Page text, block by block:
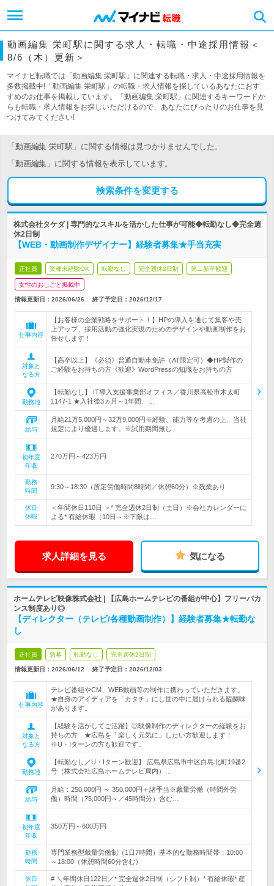
動画編集 栄町駅に関する求人・転職・中途採用情報＜
8/6（木）更新＞
マイナビ転職では「動画編集 栄町駅」に関連する転職・求人・中途採用情報を
多数掲載中!「動画編集 栄町駅」の転職・求人情報を探しているあなたにおす
すめのお仕事を掲載しています。「動画編集 栄町駅」に関連するキーワードか
らも転職・求人情報をお探しいただけるので、あなたにぴったりのお仕事を見
つけてみてください!
「動画編集 栄町駅」に関する情報は見つかりませんでした。
「動画編集」に関する情報を表示しています。
検索条件を変更する
株式会社タケダ | 専門的なスキルを活かした仕事が可能◆転勤なし◆完全週
休2日制
【WEB・動画制作デザイナー】経験者募集★手当充実
正社員 業種未経験OK 転勤なし 完全週休2日制 第二新卒歓迎
女性のおしごと掲載中
情報更新日：2026/06/26 終了予定日： 2026/12/17
仕事内容
【お客様の企業戦略をサポート！】HPの導入を通じて集客や売
上アップ、採用活動の強化実現のためのデザインや動画制作をお
任せします！
対象と
なる方
【高卒以上】《必須》普通自動車免許（AT限定可）◆HP製作の
ご経験をお持ちの方《歓迎》WordPressの知識をお持ちの方
勤務地
【転勤なし】 IT導入支援事業部オフィス／香川県高松市木太町
1147-1 ★入社後3ヵ月～1年間、…
給与
月給21万5,000円～32万9,000円※経験、能力等を考慮の上、当社
規定により優遇します。※試用期間無し
初年度
年収
270万円～423万円
勤務
時間
9:30～18:30（所定労働時間8時間／休憩60分）※残業あり
休日
休暇
＜年間休日110日 ＞* 完全週休2日制（土日）※会社カレンダーに
よる* 有給休暇（10日～※下限は…
求人詳細を見る 気になる
ホームテレビ映像株式会社 | 【広島ホームテレビの番組が中心】フリーバカ
ンス制度あり◎
【ディレクター（テレビ/各種動画制作）】経験者募集★転勤な
し
正社員 急募 転勤なし 完全週休2日制
情報更新日：2026/06/12 終了予定日： 2026/12/03
仕事内容
テレビ番組やCM、WEB動画等の制作に携わっていただきます。
★自身のアイディアを「カタチ」にし世の中に届けられる醍醐味
があります。
対象と
なる方
【経験を活かしてご活躍】◎映像制作のディレクターの経験をお
持ちの方 ★広島を「楽しく元気に」したい方歓迎します！
※U・Iターンの方も歓迎です。
勤務地
【転勤なし／U・Iターン歓迎】 広島県広島市中区白島北町19番2
号（株式会社広島ホームテレビ局内）…
給与
月給：250,000円 ～ 350,000円＋諸手当※裁量労働（時間外労
働）時間（75,000円～／45時間分）含む…
初年度
年収
350万円～600万円
勤務
時間
専門業務型裁量労働制（1日7時間）基本的な勤務時間帯：10:00
～18:00（休憩時間60分含む）
休日
# ＼年間休日122日／* 完全週休2日制（シフト制）* 有給休暇* 産